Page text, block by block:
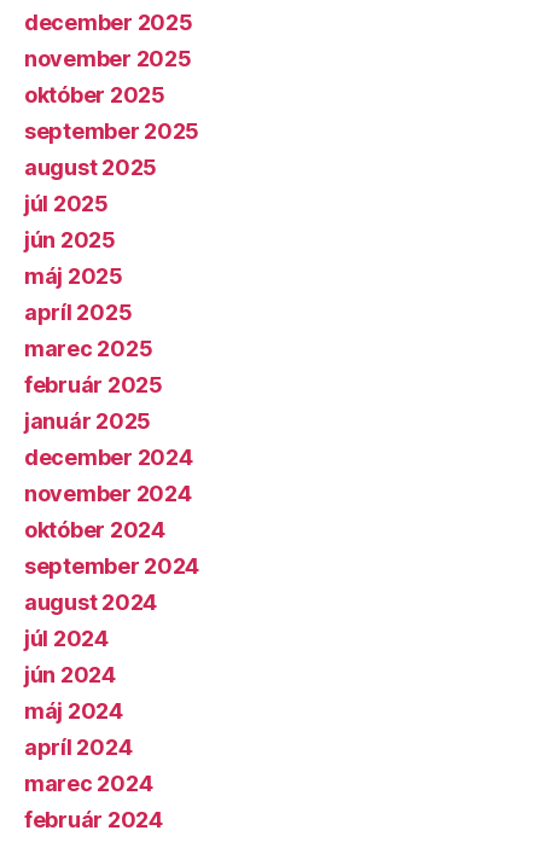
december 2025
november 2025
október 2025
september 2025
august 2025
júl 2025
jún 2025
máj 2025
apríl 2025
marec 2025
február 2025
január 2025
december 2024
november 2024
október 2024
september 2024
august 2024
júl 2024
jún 2024
máj 2024
apríl 2024
marec 2024
február 2024